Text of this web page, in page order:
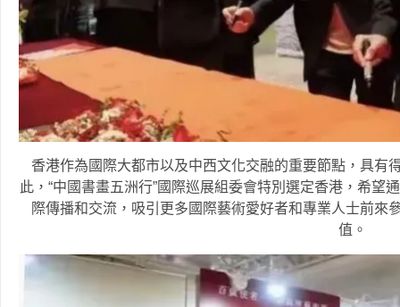
香港作為國際大都市以及中西文化交融的重要節點，具有
此，“中國書畫五洲行”國際巡展組委會特別選定香港，希望
際傳播和交流，吸引更多國際藝術愛好者和專業人士前來
值。